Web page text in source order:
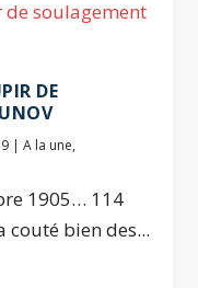
DE
|A la une,
1905… 114
bien des...